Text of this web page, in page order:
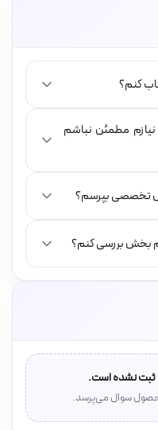
کنم؟
نیازم مطمئن نباشم
تخصصی بپرسم؟
بخش بررسی کنم؟
ثبت نشده است.
محصول سوال می‌پرسد.